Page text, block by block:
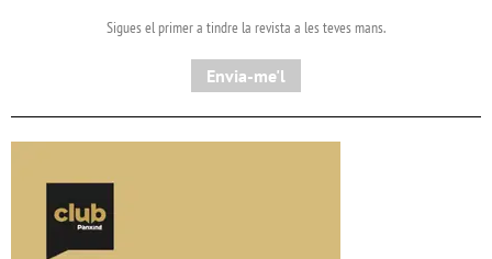
Sigues el primer a tindre la revista a les teves mans.
Envia-me'l